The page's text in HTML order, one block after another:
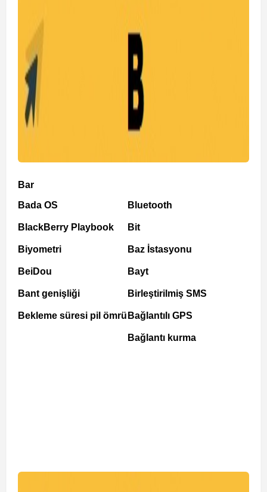
Bar
Bada OS
BlackBerry Playbook
Biyometri
BeiDou
Bant genişliği
Bekleme süresi pil ömrü
Bluetooth
Bit
Baz İstasyonu
Bayt
Birleştirilmiş SMS
Bağlantılı GPS
Bağlantı kurma